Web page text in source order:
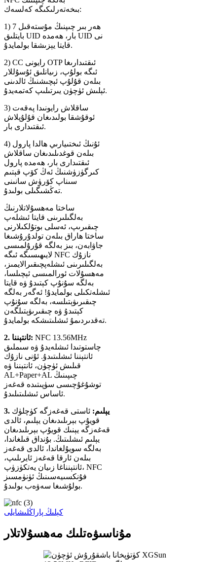
بىخەتەرلىكىگە كەلسەك:
1) ھەر بىر چىپنىڭ مۇستەقىل 7
بايتلىق UID بار، ھەمدە UID نى
قايتا يېزىشقا بولمايدۇ.
2) CC رايونى OTP ئىقتىدارىغا
ئىگە بولۇپ، زىيانلىق ئۇسۇللار
بىلەن قۇلۇپ ئېچىشنىڭ ئالدىنى
ئېلىش ئۈچۈن يىرتىلىپ كەتمەيدۇ.
3) ساقلاش رايونىدا پەقەت
ئوقۇشقا بولىدىغان قۇلۇپلاش
ئىقتىدارى بار.
4) ئۇنىڭ ئىختىيارىي ھالدا پارول
بىلەن قوغدىلىدىغان ساقلاش
ئىقتىدارى بار، ھەمدە پارول
كىرگۈزۈشنىڭ ئەڭ كۆپ قېتىم
سىناپ كۆرۈش سانىنى
تەڭشىگىلى بولىدۇ.
ساختا مەھسۇلاتلارنىڭ
بەلگىلىرىنى قايتا ئىشلەپ
چىقىرىپ، ئەسلى بوتۇلكىلارنى
ساختا ھاراق بىلەن تولدۇرۇشىغا
جاۋابەن، بىز بەلگە قۇرۇلمىسى
لايىھىسىگە ئىگە NFC نازۇك
بەلگىلىرىنى ئىشلەپچىقىرالايمىز،
مەھسۇلات ئورالمىسى ئېچىلسا،
بەلگە سۇنۇپ كېتىدۇ ۋە قايتا
ئىشلەتكىلى بولمايدۇ! ئەگەر بەلگە
چىقىرىۋېتىلسە، بەلگە سۇنۇپ
كېتىدۇ ۋە چىقىرىۋېتىلگەن
تەقدىردىمۇ ئىشلىتىشكە بولمايدۇ.
2. ئانتېننا: NFC 13.56MHz
چاستوتىدا ئىشلەيدۇ ۋە سىملىق
ئانتېننا ئىشلىتىدۇ. ئۇنى نازۇك
قىلىش ئۈچۈن، ئانتېننا ۋە
AL+Paper+AL چىپىنىڭ
توشۇغۇچىسى سۈپىتىدە قەغەز
ئاساس ئىشلىتىلىدۇ.
3. يېلىم: ئاستى قەغەزگە كۈچلۈك
قويۇپ بېرىلىدىغان يېلىم، ئالدى
قەغەزگە يېنىك قويۇپ بېرىلىدىغان
يېلىم ئىشلىتىڭ. بۇنداق قىلغاندا،
بەلگە سويۇلغاندا، ئالدى قەغەز
بىلەن ئارقا قەغەز ئايرىلىپ،
ئانتېنناغا زىيان يەتكۈزۈپ، NFC
فۇنكسىيەسىنىڭ ئۈنۈمسىز
بولۇشىغا سەۋەب بولىدۇ.
كېلىڭ پاراڭلىشايلى
مۇناسىۋەتلىك مەھسۇلاتلار